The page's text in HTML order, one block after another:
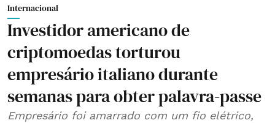
Internacional
Investidor americano de
criptomoedas torturou
empresário italiano durante
semanas para obter palavra-passe
Empresário foi amarrado com um fio elétrico,